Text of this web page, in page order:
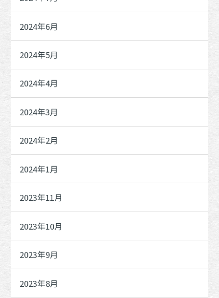
2024年6月
2024年5月
2024年4月
2024年3月
2024年2月
2024年1月
2023年11月
2023年10月
2023年9月
2023年8月